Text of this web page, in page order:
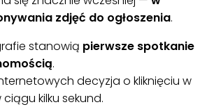
zdjęć do ogłoszenia.
stanowią pierwsze spotkanie
.
decyzja o kliknięciu w
kilku sekund.